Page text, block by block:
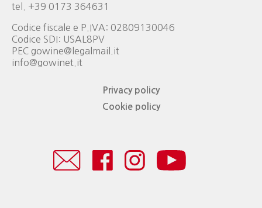
tel. +39 0173 364631
Codice fiscale e P.IVA: 02809130046
Codice SDI: USAL8PV
PEC gowine@legalmail.it
info@gowinet.it
Privacy policy
Cookie policy